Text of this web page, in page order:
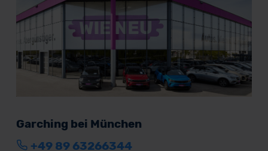
Garching bei München
+49 89 63266344